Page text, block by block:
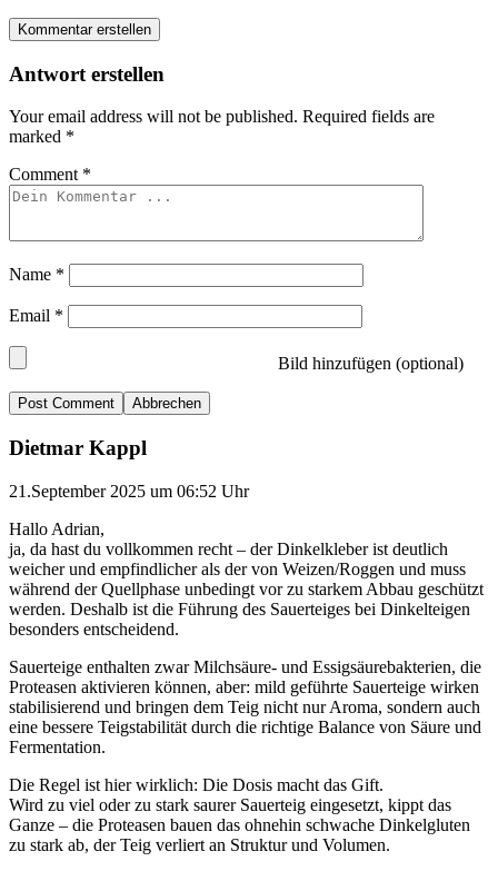
Kommentar erstellen
Antwort erstellen
Your email address will not be published. Required fields are
marked *
Comment *
Name *
Email *
Bild hinzufügen (optional)
Abbrechen
Dietmar Kappl
21.September 2025 um 06:52 Uhr
Hallo Adrian,
ja, da hast du vollkommen recht – der Dinkelkleber ist deutlich
weicher und empfindlicher als der von Weizen/Roggen und muss
während der Quellphase unbedingt vor zu starkem Abbau geschützt
werden. Deshalb ist die Führung des Sauerteiges bei Dinkelteigen
besonders entscheidend.
Sauerteige enthalten zwar Milchsäure- und Essigsäurebakterien, die
Proteasen aktivieren können, aber: mild geführte Sauerteige wirken
stabilisierend und bringen dem Teig nicht nur Aroma, sondern auch
eine bessere Teigstabilität durch die richtige Balance von Säure und
Fermentation.
Die Regel ist hier wirklich: Die Dosis macht das Gift.
Wird zu viel oder zu stark saurer Sauerteig eingesetzt, kippt das
Ganze – die Proteasen bauen das ohnehin schwache Dinkelgluten
zu stark ab, der Teig verliert an Struktur und Volumen.